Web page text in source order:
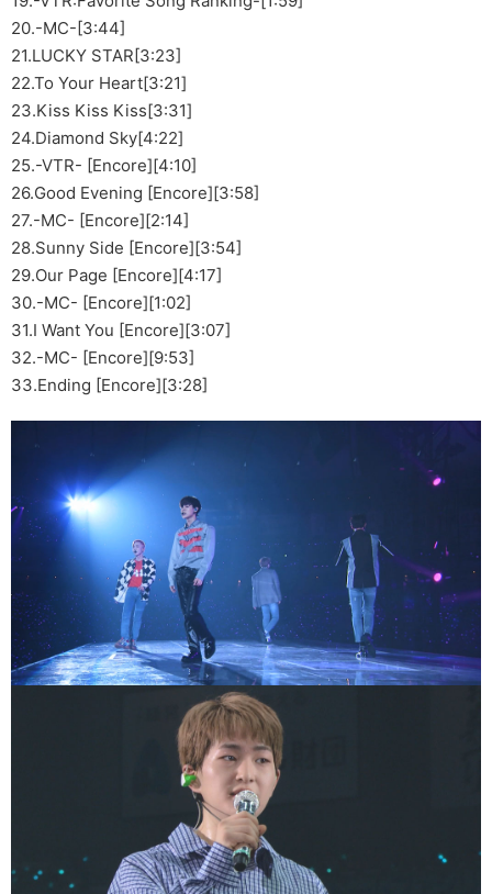
20.-MC-[3:44]
21.LUCKY STAR[3:23]
22.To Your Heart[3:21]
23.Kiss Kiss Kiss[3:31]
24.Diamond Sky[4:22]
25.-VTR- [Encore][4:10]
26.Good Evening [Encore][3:58]
27.-MC- [Encore][2:14]
28.Sunny Side [Encore][3:54]
29.Our Page [Encore][4:17]
30.-MC- [Encore][1:02]
31.I Want You [Encore][3:07]
32.-MC- [Encore][9:53]
33.Ending [Encore][3:28]